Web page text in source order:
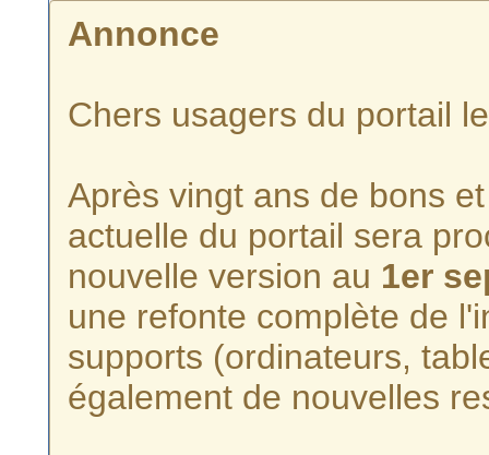
Annonce
Chers usagers du portail
Après vingt ans de bons
actuelle du portail sera
nouvelle version au 1er
une refonte complète de
supports (ordinateurs,
également de nouvelles